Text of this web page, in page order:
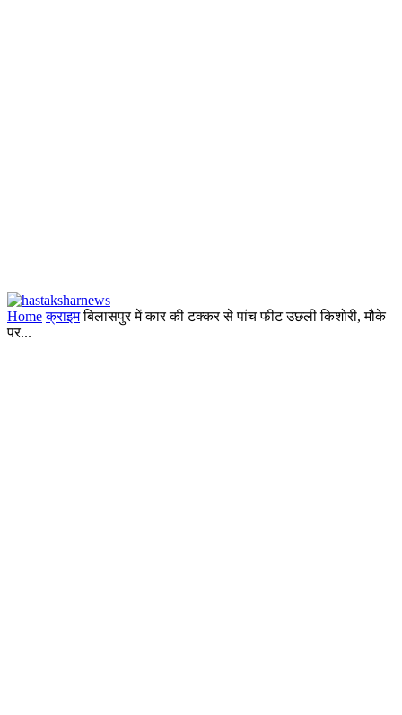
Home क्राइम बिलासपुर में कार की टक्कर से पांच फीट उछली किशोरी, मौके
पर...